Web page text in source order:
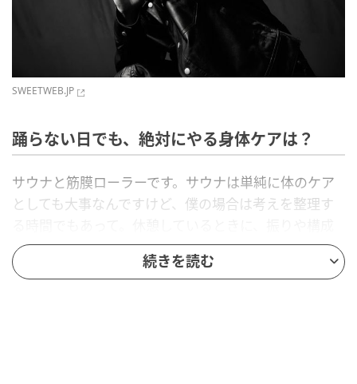
SWEETWEB.JP
踊らない日でも、絶対にやる身体ケアは？
サウナと筋膜ローラーです。サウナは単純に体のケア
としても大事なんですけど、僕の場合は考えを整理す
のアイデアがふっと浮かぶことも多いんです。筋膜ロ
ーラーは、Dリーグの練習前のストレッチの時間にも
続きを読む